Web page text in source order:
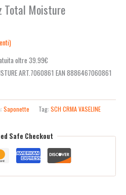
Total Moisture
oltre 39.99€
ART.7060861 EAN 8886467060861
Saponette Tag: SCH CRMA VASELINE
Safe Checkout